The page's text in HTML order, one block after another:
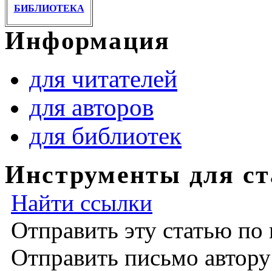
БИБЛИОТЕКА
Информация
для читателей
для авторов
для библиотек
Инструменты для
Найти ссылки
Отправить эту статью
Отправить письмо